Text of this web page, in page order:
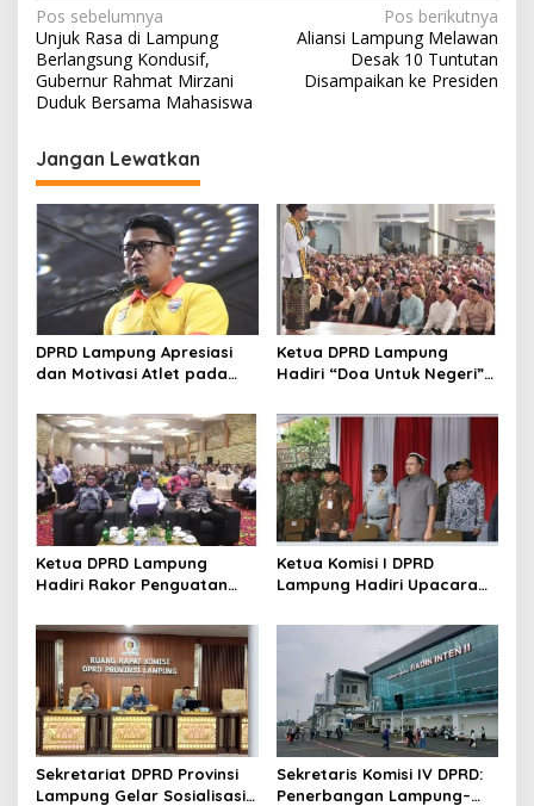
N
a
v
i
g
a
s
i
p
o
s
Pos sebelumnya
Unjuk Rasa di Lampung
Berlangsung Kondusif,
Gubernur Rahmat Mirzani
Duduk Bersama Mahasiswa
Pos berikutnya
Aliansi Lampung Melawan
Desak 10 Tuntutan
Disampaikan ke Presiden
Jangan Lewatkan
DPRD Lampung Apresiasi
dan Motivasi Atlet pada
2026
Ketua DPRD Lampung
Hadiri “Doa Untuk Negeri”
Ketua DPRD Lampung
Hadiri Rakor Penguatan
Gratis
Ketua Komisi I DPRD
Lampung Hadiri Upacara
Yustisi Polisi Militer TNI TA
Sekretariat DPRD Provinsi
Lampung Gelar Sosialisasi
Sekretaris Komisi IV DPRD:
Penerbangan Lampung–